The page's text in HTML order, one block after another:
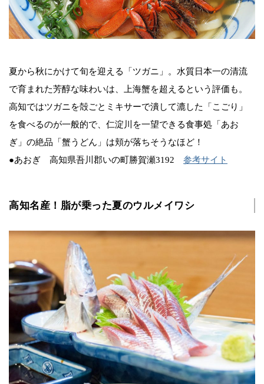
夏から秋にかけて旬を迎える「ツガニ」。水質日本一の清流
で育まれた芳醇な味わいは、上海蟹を超えるという評価も。
高知ではツガニを殻ごとミキサーで潰して漉した「こごり」
を食べるのが一般的で、仁淀川を一望できる食事処「あお
ぎ」の絶品「蟹うどん」は頬が落ちそうなほど！
●あおぎ 高知県吾川郡いの町勝賀瀬3192 参考サイト
高知名産！脂が乗った夏のウルメイワシ